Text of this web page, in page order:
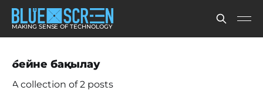
MAKING SENSE OF TECHNOLOGY
бейне бақылау
A collection of 2 posts